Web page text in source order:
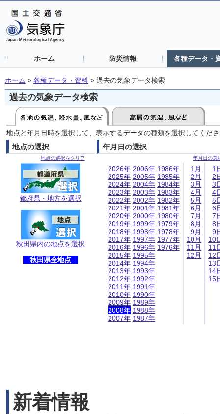
ホーム 防災情報 各種データ・
ホーム > 各種データ・資料 > 過去の気象データ検索
過去の気象データ検索
地点と年月日時を選択して、表示するデータの種類を選択してくだ
地点の選択
地点の選択をクリア
都府県・地方を選択
秋田県内の地点を選択
秋田県全地点
年月日の選択
年月日の選
2026年
2025年
2024年
2023年
2022年
2021年
2020年
2019年
2018年
2017年
2016年
2015年
2014年
2013年
2012年
2011年
2010年
2009年
2008年
2007年
2006年
2005年
2004年
2003年
2002年
2001年
2000年
1999年
1998年
1997年
1996年
1995年
1994年
1993年
1992年
1991年
1990年
1989年
1988年
1987年
1986年
1985年
1984年
1983年
1982年
1981年
1980年
1979年
1978年
1977年
1976年
1月
2月
3月
4月
5月
6月
7月
8月
9月
10月
11月
12月
1
2
3
4
5
6
7
8
9
10
11
12
13
14
15
新着情報